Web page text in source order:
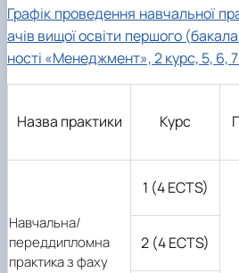
Графік проведення навчальної
ачів вищої освіти першого
ності «Менеджмент», 2 курс, 5, 6,
Назва практики Курс
Навчальна/
переддипломна
практика з фаху
1 (4 ECTS)
2 (4 ECTS)